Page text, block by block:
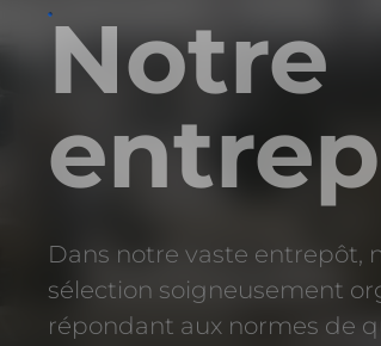
Notre
Dans notre vaste entrepôt,
sélection soigneusement
répondant aux normes de